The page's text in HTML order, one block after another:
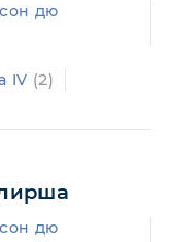
дю
IV (2)
дю